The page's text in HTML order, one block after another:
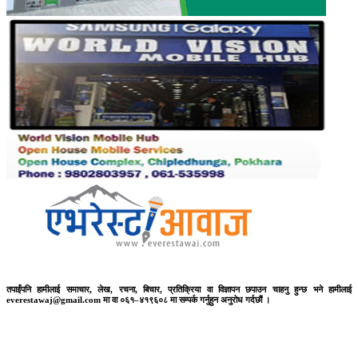
तपाईंपनि हामीलाई समाचार, लेख, रचना, बिचार, प्रतिक्रिया वा विज्ञापन छपाउन चाहनु हुन्छ भने हामीलाई
everestawaj@gmail.com मा वा ०६१–४१९६०८ मा सम्पर्क गर्नुहुन अनुरोध गर्दछौं ।